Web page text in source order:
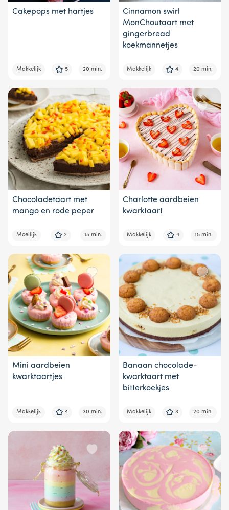
Cakepops met hartjes
Makkelijk 5 20 min.
Cinnamon swirl
MonChoutaart met
gingerbread
koekmannetjes
Makkelijk 4 20 min.
Chocoladetaart met
mango en rode peper
Moeilijk 2 15 min.
Charlotte aardbeien
kwarktaart
Makkelijk 4 15 min.
Mini aardbeien
kwarktaartjes
Makkelijk 4 30 min.
Banaan chocolade-
kwarktaart met
bitterkoekjes
Makkelijk 3 20 min.